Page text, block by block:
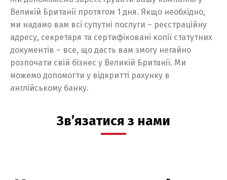
Великій Британії протягом 1 дня. Якщо необхідно,
ми надамо вам всі супутні послуги – реєстраційну
адресу, секретаря та сертифіковані копії статутних
документів – все, що дасть вам змогу негайно
розпочати свій бізнес у Великій Британії. Ми
можемо допомогти у відкритті рахунку в
англійському банку.
Зв’язатися з нами